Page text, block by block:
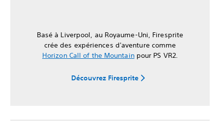
Basé à Liverpool, au Royaume-Uni, Firesprite
crée des expériences d'aventure comme
Horizon Call of the Mountainpour PS VR2.
Découvrez Firesprite